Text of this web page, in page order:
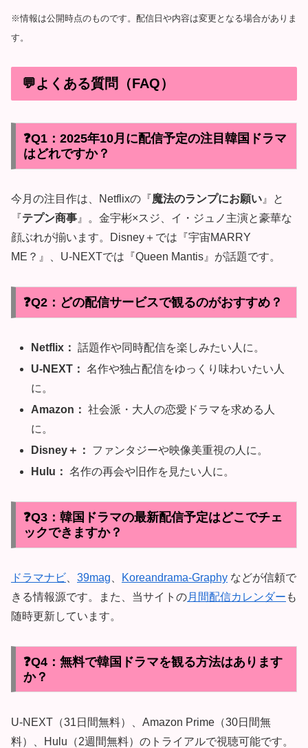
※情報は公開時点のものです。配信日や内容は変更となる場合がありま
す。
💬よくある質問（FAQ）
❓Q1：2025年10月に配信予定の注目韓国ドラマ
はどれですか？
今月の注目作は、Netflixの『魔法のランプにお願い 』と
『テプン商事 』。金宇彬×スジ、イ・ジュノ主演と豪華な
顔ぶれが揃います。Disney＋では『宇宙MARRY
ME？』、U-NEXTでは『Queen Mantis』が話題です。
❓Q2：どの配信サービスで観るのがおすすめ？
Netflix： 話題作や同時配信を楽しみたい人に。
U-NEXT： 名作や独占配信をゆっくり味わいたい人
に。
Amazon： 社会派・大人の恋愛ドラマを求める人
に。
Disney＋：
ファンタジーや映像美重視の人に。
Hulu： 名作の再会や旧作を見たい人に。
❓Q3：韓国ドラマの最新配信予定はどこでチェ
ックできますか？
ドラマナビ 39mag Koreandrama-Graphy などが信頼で
きる情報源です。また、当サイトの月間配信カレンダー も
随時更新しています。
❓Q4：無料で韓国ドラマを観る方法はあります
か？
U-NEXT（31日間無料）、Amazon Prime（30日間無
料）、Hulu（2週間無料）のトライアルで視聴可能です。